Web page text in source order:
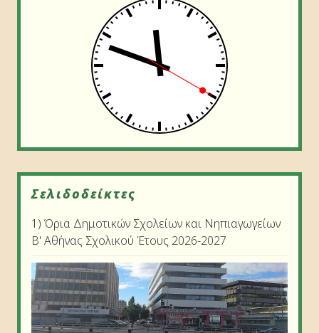
Σελιδοδείκτες
1) Όρια Δημοτικών Σχολείων και Νηπιαγωγείων
Β' Αθήνας Σχολικού Έτους 2026-2027